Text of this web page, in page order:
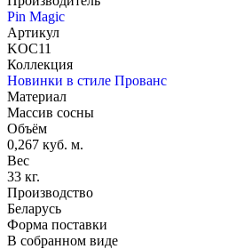
Pin Magic
Артикул
KOC11
Коллекция
Новинки в стиле Прованс
Материал
Массив сосны
Объём
0,267 куб. м.
Вес
33 кг.
Производство
Беларусь
Форма поставки
В собранном виде